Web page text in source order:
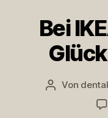
Bei
Von